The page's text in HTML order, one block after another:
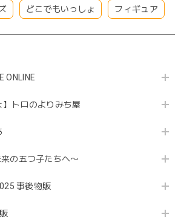
どこでもいっしょ フィギュア
ONLINE
】トロのよりみち屋
の五つ子たちへ〜
事後物販